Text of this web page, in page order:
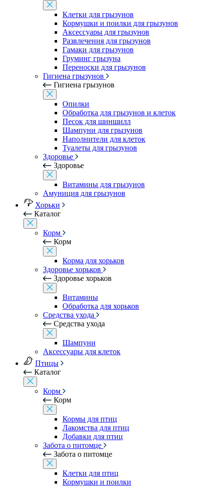
Клетки для грызунов
Кормушки и поилки для грызунов
Аксессуары для грызунов
Развлечения для грызунов
Гамаки для грызунов
Груминг грызуна
Переноски для грызунов
Гигиена грызунов
Гигиена грызунов
Опилки
Обработка для грызунов и клеток
Песок для шиншилл
Шампуни для грызунов
Наполнители для клеток
Туалеты для грызунов
Здоровье
Здоровье
Витамины для грызунов
Амуниция для грызунов
Хорьки
Каталог
Корм
Корм
Корма для хорьков
Здоровье хорьков
Здоровье хорьков
Витамины
Обработка для хорьков
Средства ухода
Средства ухода
Шампуни
Аксессуары для клеток
Птицы
Каталог
Корм
Корм
Кормы для птиц
Лакомства для птиц
Добавки для птиц
Забота о питомце
Забота о питомце
Клетки для птиц
Кормушки и поилки